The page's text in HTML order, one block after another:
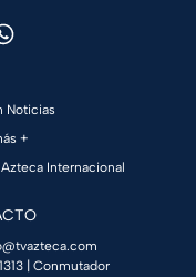
Noticias
+
Internacional
| Conmutador